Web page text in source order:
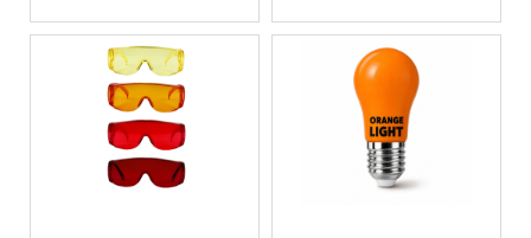
Waterpulse s objemnou
nádobou, ventilem a
ergonomickým hrdlem.
Vhodná pro alergiky a při
nachlazení, jak pro děti,
tak dospělé.